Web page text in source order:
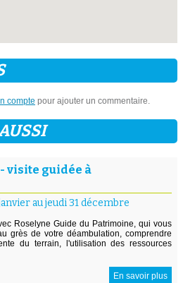
compte pour ajouter un commentaire.
visite guidée à
au jeudi 31 décembre
Roselyne Guide du Patrimoine, qui vous
grès de votre déambulation, comprendre
du terrain, l'utilisation des ressources
En savoir plus